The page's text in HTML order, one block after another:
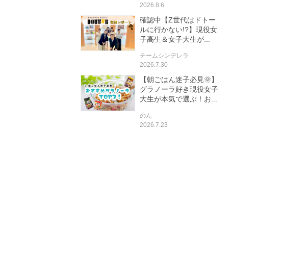
2026.8.6
確認中【Z世代はドトー
ルに行かない!?】現役女
子高生＆女子大生が...
チームシンデレラ
2026.7.30
【朝ごはん迷子必見🌞】
グラノーラ好き現役女子
大生が本気で選ぶ！お...
のん
2026.7.23